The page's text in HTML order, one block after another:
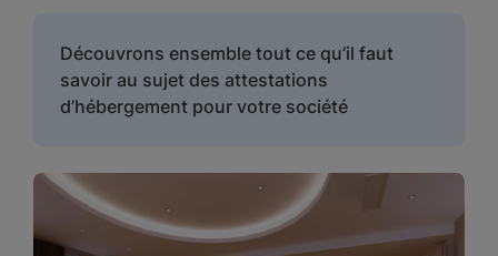
Découvrons ensemble tout ce qu’il faut
savoir au sujet des attestations
d’hébergement pour votre société